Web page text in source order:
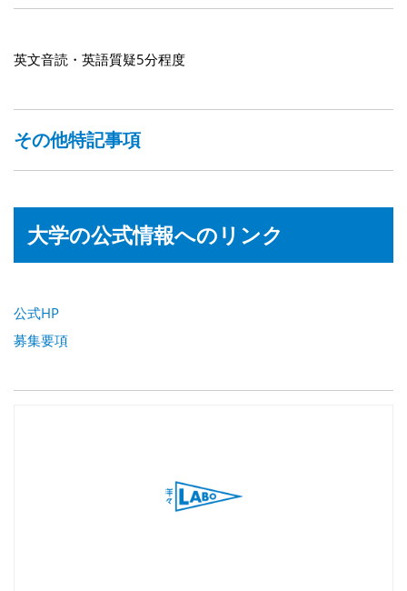
英文音読・英語質疑5分程度
その他特記事項
大学の公式情報へのリンク
公式HP
募集要項